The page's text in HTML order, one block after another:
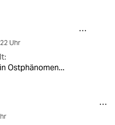
Uhr
Ostphänomen...